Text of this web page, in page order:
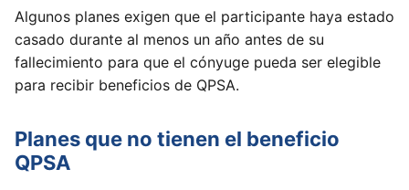
Algunos planes exigen que el participante haya estado
casado durante al menos un año antes de su
fallecimiento para que el cónyuge pueda ser elegible
para recibir beneficios de QPSA.
Planes que no tienen el beneficio
QPSA